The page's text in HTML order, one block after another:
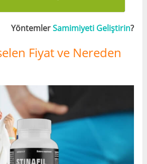
YöntemlerSamimiyeti Geliştirin?
Fiyat ve Nereden